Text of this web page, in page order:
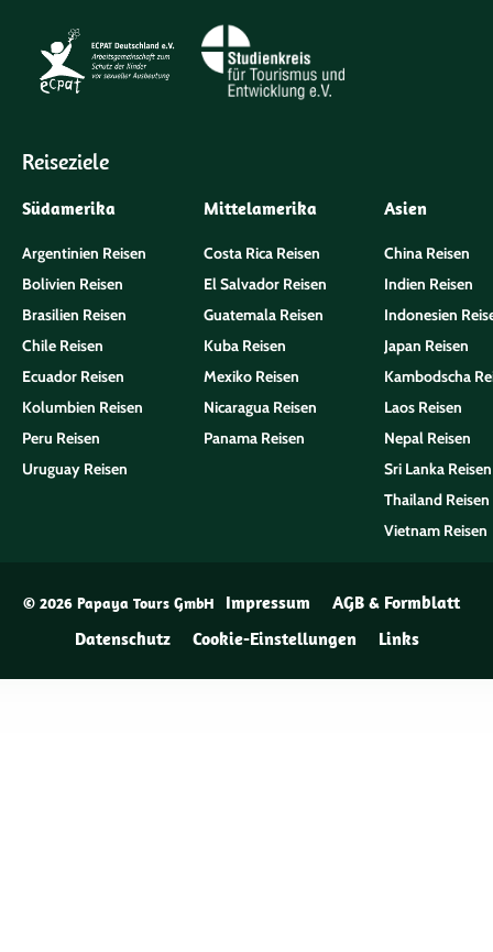
Reiseziele
Südamerika
Argentinien Reisen
Bolivien Reisen
Brasilien Reisen
Chile Reisen
Ecuador Reisen
Kolumbien Reisen
Peru Reisen
Uruguay Reisen
Mittelamerika
Costa Rica Reisen
El Salvador Reisen
Guatemala Reisen
Kuba Reisen
Mexiko Reisen
Nicaragua Reisen
Panama Reisen
Asien
China Reisen
Indien Reisen
Indonesien
Japan Reisen
Kambodscha
Laos Reisen
Nepal Reisen
Sri Lanka Reisen
Thailand Reisen
Vietnam Reisen
© 2026 Papaya Tours GmbH Impressum
AGB & Formblatt
Datenschutz
Cookie-Einstellungen Links